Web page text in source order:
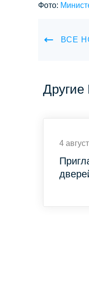
Фото:
ВСЕ
Другие
4